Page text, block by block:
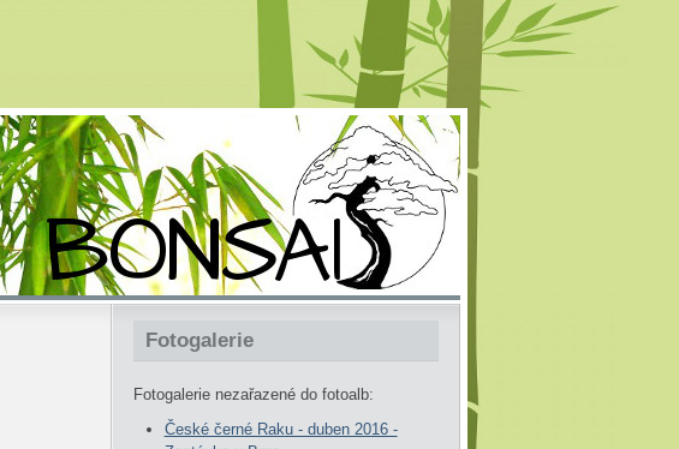
Fotogalerie
Fotogalerie nezařazené do fotoalb:
České černé Raku - duben 2016 -